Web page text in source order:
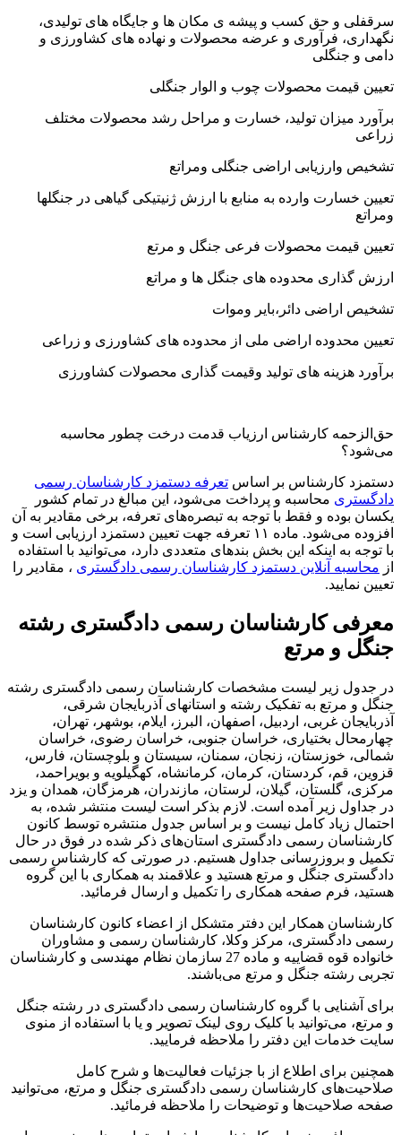
سرقفلی و حق کسب و پیشه ی مکان ها و جایگاه های تولیدی،
نگهداری، فرآوری و عرضه محصولات و نهاده های کشاورزی و
دامی و جنگلی
تعیین قیمت محصولات چوب و الوار جنگلی
برآورد میزان تولید، خسارت و مراحل رشد محصولات مختلف
زراعی
تشخیص وارزیابی اراضی جنگلی ومراتع
تعیین خسارت وارده به منابع با ارزش ژنیتیکی گیاهی در جنگلها
ومراتع
تعیین قیمت محصولات فرعی جنگل و مرتع
ارزش گذاری محدوده های جنگل ها و مراتع
تشخیص اراضی دائر،بایر وموات
تعیین محدوده اراضی ملی از محدوده های کشاورزی و زراعی
برآورد هزینه های تولید وقیمت گذاری محصولات کشاورزی
حق‌الزحمه کارشناس ارزیاب قدمت درخت چطور محاسبه
می‌شود؟
دستمزد کارشناس بر اساس تعرفه دستمزد کارشناسان رسمی
دادگستریمحاسبه و پرداخت می‌شود، این مبالغ در تمام کشور
یکسان بوده و فقط با توجه به تبصره‌های تعرفه، برخی مقادیر به آن
افزوده می‌شود. ماده ۱۱ تعرفه جهت تعیین دستمزد ارزیابی است و
با توجه به اینکه این بخش بندهای متعددی دارد، می‌توانید با استفاده
ازمحاسبه آنلاین دستمزد کارشناسان رسمی دادگستری، مقادیر را
تعیین نمایید.
معرفی کارشناسان رسمی دادگستری رشته
جنگل و مرتع
در جدول زیر لیست مشخصات کارشناسان رسمی دادگستری رشته
جنگل و مرتع به تفکیک رشته و استانهای آذربایجان شرقی،
آذربایجان غربی، اردبیل، اصفهان، البرز، ایلام، بوشهر، تهران،
چهارمحال بختیاری، خراسان جنوبی، خراسان رضوی، خراسان
شمالی، خوزستان، زنجان، سمنان، سیستان و بلوچستان، فارس،
قزوین، قم، کردستان، کرمان، کرمانشاه، کهگیلویه و بویراحمد،
مرکزی، گلستان، گیلان، لرستان، مازندران، هرمزگان، همدان و یزد
در جداول زیر آمده است. لازم بذکر است لیست منتشر شده، به
احتمال زیاد کامل نیست و بر اساس جدول منتشره توسط کانون
کارشناسان رسمی دادگستری استان‌های ذکر شده در فوق در حال
تکمیل و بروزرسانی جداول هستیم. در صورتی که کارشناس رسمی
دادگستری جنگل و مرتع هستید و علاقمند به همکاری با این گروه
هستید، فرم صفحه همکاری را تکمیل و ارسال فرمائید.
کارشناسان همکار این دفتر متشکل از اعضاء کانون کارشناسان
رسمی دادگستری، مرکز وکلا، کارشناسان رسمی و مشاوران
خانواده قوه قضاییه و ماده 27 سازمان نظام مهندسی و کارشناسان
تجربی رشته جنگل و مرتع می‌باشند.
برای آشنایی با گروه کارشناسان رسمی دادگستری در رشته جنگل
و مرتع، می‌توانید با کلیک روی لینک تصویر و یا با استفاده از منوی
سایت خدمات این دفتر را ملاحظه فرمایید.
همچنین برای اطلاع از با جزئیات فعالیت‌‌ها و شرح کامل
صلاحیت‌های کارشناسان رسمی دادگستری جنگل و مرتع، می‌توانید
صفحه صلاحیت‌ها و توضیحات را ملاحظه فرمائید.